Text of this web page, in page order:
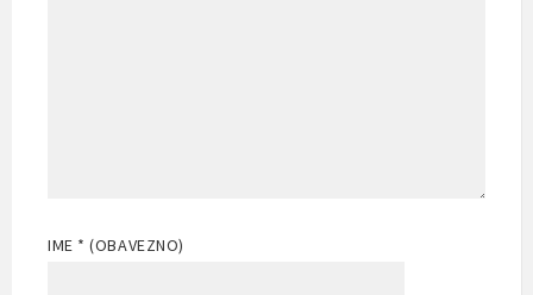
IME * (OBAVEZNO)